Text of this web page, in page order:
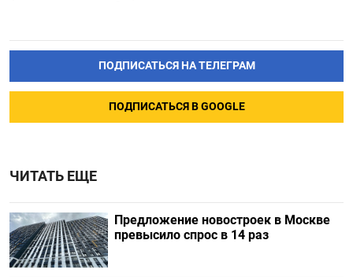
ПОДПИСАТЬСЯ НА ТЕЛЕГРАМ
ПОДПИСАТЬСЯ В GOOGLE
ЧИТАТЬ ЕЩЕ
Предложение новостроек в Москве
превысило спрос в 14 раз